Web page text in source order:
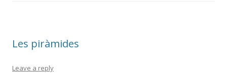
k ix
Les piràmides
Leave a reply